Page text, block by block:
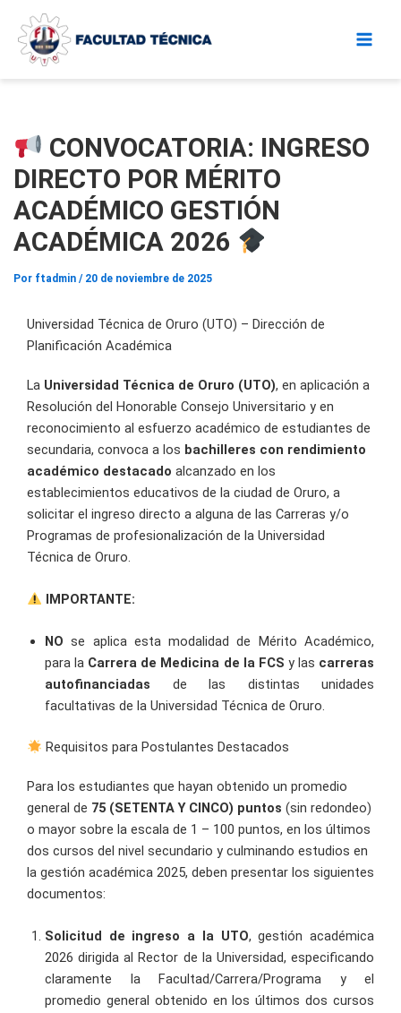
contenido
CONVOCATORIA: INGRESO
DIRECTO POR MÉRITO
ACADÉMICO GESTIÓN
ACADÉMICA 2026
Por ftadmin / 20 de noviembre de 2025
Universidad Técnica de Oruro (UTO) – Dirección de
Planificación Académica
La Universidad Técnica de Oruro (UTO), en aplicación a
Resolución del Honorable Consejo Universitario y en
reconocimiento al esfuerzo académico de estudiantes de
secundaria, convoca a los bachilleres con rendimiento
académico destacado alcanzado en los
establecimientos educativos de la ciudad de Oruro, a
solicitar el ingreso directo a alguna de las Carreras y/o
Programas de profesionalización de la Universidad
Técnica de Oruro.
IMPORTANTE:
NO se aplica esta modalidad de Mérito Académico,
para la Carrera de Medicina de la FCS y las carreras
autofinanciadas de las distintas unidades
facultativas de la Universidad Técnica de Oruro.
Requisitos para Postulantes Destacados
Para los estudiantes que hayan obtenido un promedio
general de 75 (SETENTA Y CINCO) puntos (sin redondeo)
o mayor sobre la escala de 1 – 100 puntos, en los últimos
dos cursos del nivel secundario y culminando estudios en
la gestión académica 2025, deben presentar los siguientes
documentos:
Solicitud de ingreso a la UTO, gestión académica
2026 dirigida al Rector de la Universidad, especificando
claramente la Facultad/Carrera/Programa y el
promedio general obtenido en los últimos dos cursos